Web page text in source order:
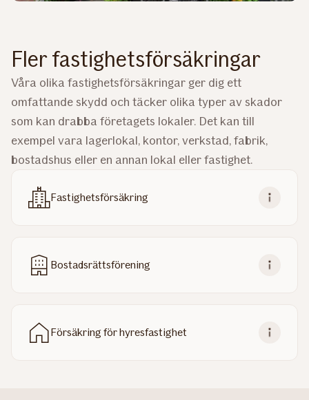
Fler fastighetsförsäkringar
Våra olika fastighetsförsäkringar ger dig ett
omfattande skydd och täcker olika typer av skador
som kan drabba företagets lokaler. Det kan till
exempel vara lagerlokal, kontor, verkstad, fabrik,
bostadshus eller en annan lokal eller fastighet.
Fastighetsförsäkring
Bostadsrättsförening
Försäkring för hyresfastighet